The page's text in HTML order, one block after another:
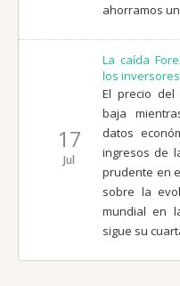
ahorramos
17
Jul
La caída
los
El precio
baja
datos
ingresos de
prudente en
sobre la
mundial en
sigue su